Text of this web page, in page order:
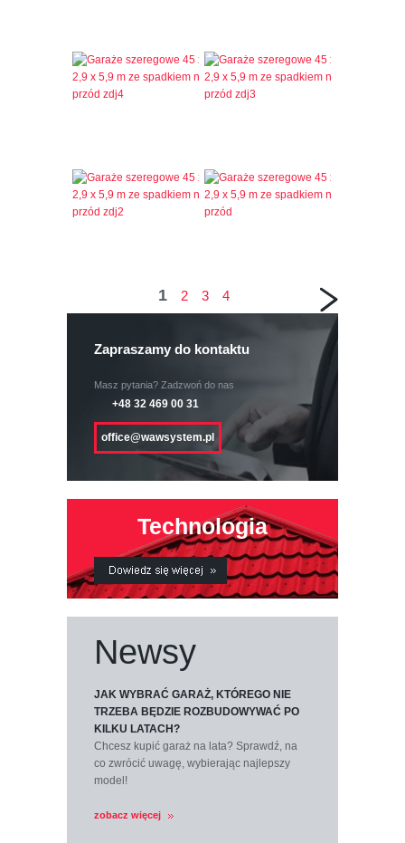
1 2 3 4
Zapraszamy do kontaktu
Masz pytania? Zadzwoń do nas
+48 32 469 00 31
office@wawsystem.pl
Technologia
Newsy
JAK WYBRAĆ GARAŻ, KTÓREGO NIE
TRZEBA BĘDZIE ROZBUDOWYWAĆ PO
KILKU LATACH?
Chcesz kupić garaż na lata? Sprawdź, na
co zwrócić uwagę, wybierając najlepszy
model!
zobacz więcej